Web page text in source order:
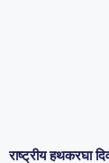
राष्ट्रीय हथकरघा